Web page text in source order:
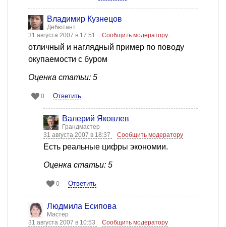
Владимир Кузнецов
Дебютант
31 августа 2007 в 17:51
Сообщить модератору
отличный и наглядный пример по поводу
окупаемости с буром
Оценка статьи: 5
0 Ответить
Валерий Яковлев
Грандмастер
31 августа 2007 в 18:37
Сообщить модератору
Есть реальные цифры экономии.
Оценка статьи: 5
0 Ответить
Людмила Есипова
Мастер
31 августа 2007 в 10:53
Сообщить модератору